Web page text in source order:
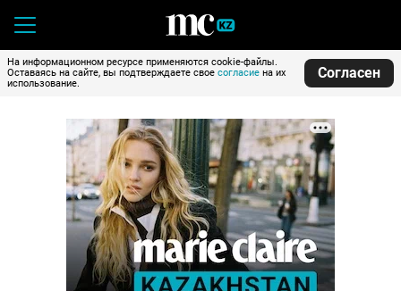
На информационном ресурсе применяются cookie-файлы.
Оставаясь на сайте, вы подтверждаете свое согласие на их
использование.
Согласен